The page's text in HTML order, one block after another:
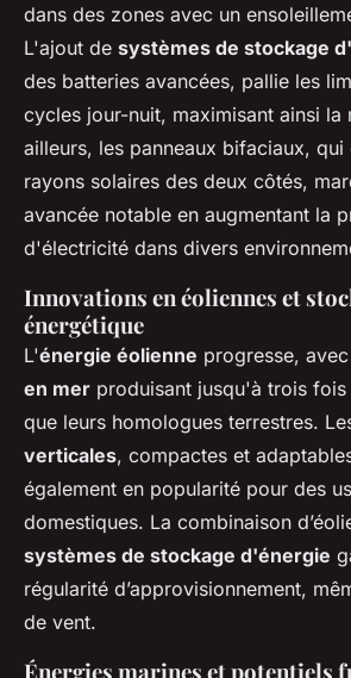
dans des zones avec un
L'ajout de systèmes de stockage
des batteries avancées, pallie les
cycles jour-nuit, maximisant ainsi la
ailleurs, les panneaux bifaciaux, qui
rayons solaires des deux côtés,
avancée notable en augmentant la
d'électricité dans divers
Innovations en éoliennes et
énergétique
L'énergie éolienne progresse,
en mer produisant jusqu'à trois
que leurs homologues terrestres.
verticales, compactes et
également en popularité pour des
domestiques. La combinaison
systèmes de stockage d'énergie
régularité d’approvisionnement,
de vent.
Énergies marines et potentiels